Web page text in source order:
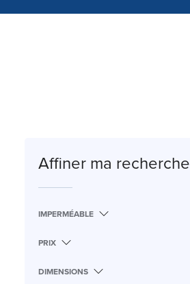
Affiner ma recherche
IMPERMÉABLE
PRIX
DIMENSIONS